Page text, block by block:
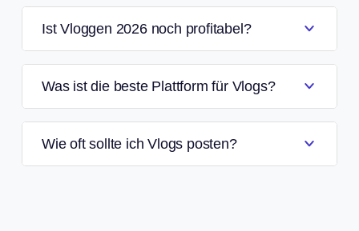
Ist Vloggen 2026 noch profitabel?
Was ist die beste Plattform für Vlogs?
Wie oft sollte ich Vlogs posten?